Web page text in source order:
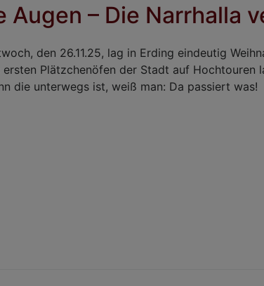
Augen – Die Narrhalla
den 26.11.25, lag in Erding eindeutig
Plätzchenöfen der Stadt auf Hochtouren
die unterwegs ist, weiß man: Da passiert was!